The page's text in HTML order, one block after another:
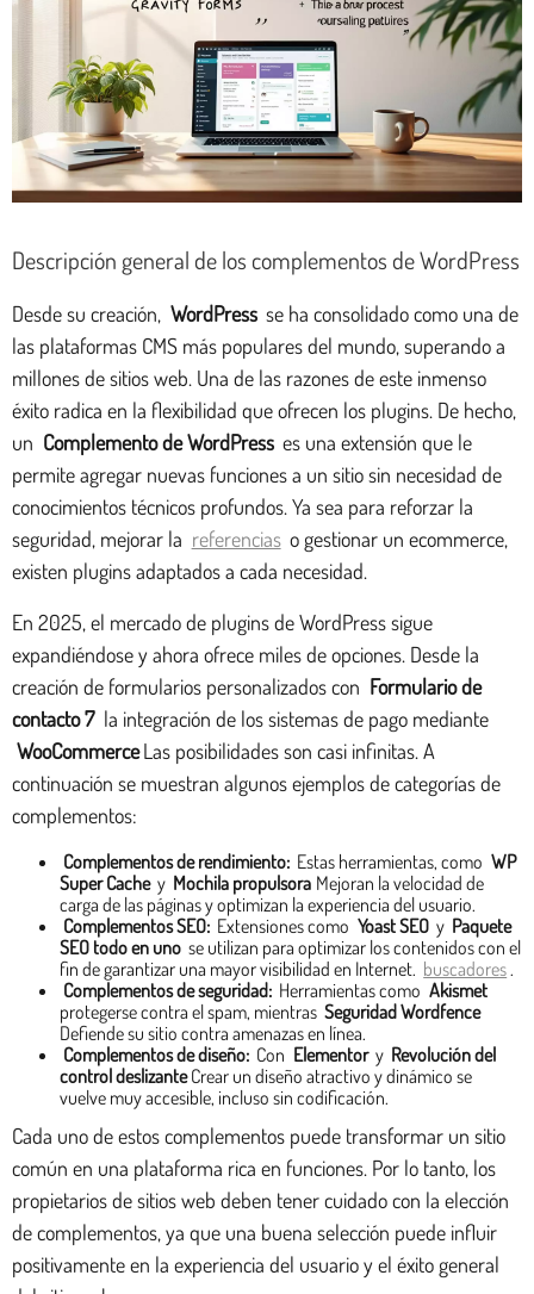
Descripción general de los complementos de WordPress
Desde su creación, WordPress se ha consolidado como una de
las plataformas CMS más populares del mundo, superando a
millones de sitios web. Una de las razones de este inmenso
éxito radica en la flexibilidad que ofrecen los plugins. De hecho,
un Complemento de WordPress es una extensión que le
permite agregar nuevas funciones a un sitio sin necesidad de
conocimientos técnicos profundos. Ya sea para reforzar la
seguridad, mejorar la referencias o gestionar un ecommerce,
existen plugins adaptados a cada necesidad.
En 2025, el mercado de plugins de WordPress sigue
expandiéndose y ahora ofrece miles de opciones. Desde la
creación de formularios personalizados con Formulario de
contacto 7 la integración de los sistemas de pago mediante
WooCommerce Las posibilidades son casi infinitas. A
continuación se muestran algunos ejemplos de categorías de
complementos:
Complementos de rendimiento: Estas herramientas, como WP
Super Cache y Mochila propulsora Mejoran la velocidad de
carga de las páginas y optimizan la experiencia del usuario.
Complementos SEO: Extensiones como Yoast SEO y Paquete
SEO todo en uno se utilizan para optimizar los contenidos con el
fin de garantizar una mayor visibilidad en Internet. buscadores .
Complementos de seguridad: Herramientas como Akismet
protegerse contra el spam, mientras Seguridad Wordfence
Defiende su sitio contra amenazas en línea.
Complementos de diseño: Con Elementor y Revolución del
control deslizante Crear un diseño atractivo y dinámico se
vuelve muy accesible, incluso sin codificación.
Cada uno de estos complementos puede transformar un sitio
común en una plataforma rica en funciones. Por lo tanto, los
propietarios de sitios web deben tener cuidado con la elección
de complementos, ya que una buena selección puede influir
positivamente en la experiencia del usuario y el éxito general